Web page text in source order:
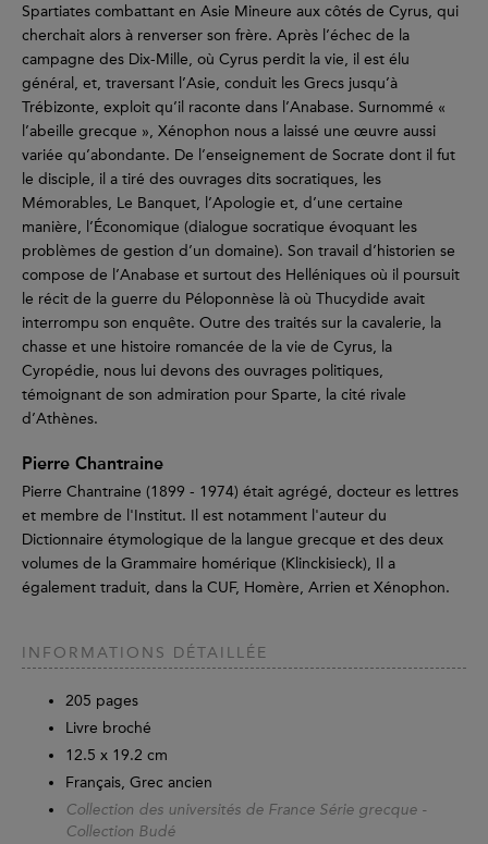
Spartiates combattant en Asie Mineure aux côtés de Cyrus, qui
cherchait alors à renverser son frère. Après l’échec de la
campagne des Dix-Mille, où Cyrus perdit la vie, il est élu
général, et, traversant l’Asie, conduit les Grecs jusqu’à
Trébizonte, exploit qu’il raconte dans l’Anabase. Surnommé «
l’abeille grecque », Xénophon nous a laissé une œuvre aussi
variée qu’abondante. De l’enseignement de Socrate dont il fut
le disciple, il a tiré des ouvrages dits socratiques, les
Mémorables, Le Banquet, l’Apologie et, d’une certaine
manière, l’Économique (dialogue socratique évoquant les
problèmes de gestion d’un domaine). Son travail d’historien se
compose de l’Anabase et surtout des Helléniques où il poursuit
le récit de la guerre du Péloponnèse là où Thucydide avait
interrompu son enquête. Outre des traités sur la cavalerie, la
chasse et une histoire romancée de la vie de Cyrus, la
Cyropédie, nous lui devons des ouvrages politiques,
témoignant de son admiration pour Sparte, la cité rivale
d’Athènes.
Pierre Chantraine
Pierre Chantraine (1899 - 1974) était agrégé, docteur es lettres
et membre de l'Institut. Il est notamment l'auteur du
Dictionnaire étymologique de la langue grecque et des deux
volumes de la Grammaire homérique (Klinckisieck), Il a
également traduit, dans la CUF, Homère, Arrien et Xénophon.
INFORMATIONS DÉTAILLÉE
205 pages
Livre broché
12.5 x 19.2 cm
Français, Grec ancien
Collection des universités de France Série grecque -
Collection Budé